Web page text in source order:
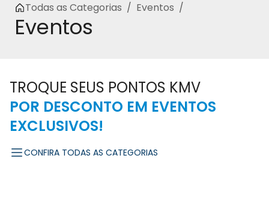
Todas as Categorias / Eventos /
Eventos
TROQUE SEUS PONTOS KMV
POR DESCONTO EM EVENTOS
EXCLUSIVOS!
CONFIRA TODAS AS CATEGORIAS